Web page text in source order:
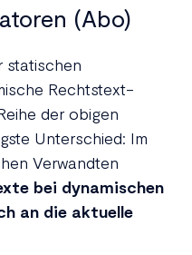
(Abo)
statischen
Rechtstext-
der obigen
Unterschied: Im
Verwandten
bei dynamischen
an die aktuelle